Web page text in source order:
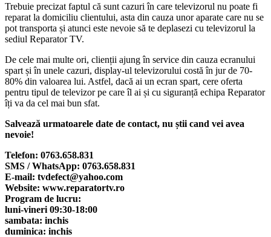
Trebuie precizat faptul că sunt cazuri în care televizorul nu poate fi
reparat la domiciliu clientului, asta din cauza unor aparate care nu se
pot transporta și atunci este nevoie să te deplasezi cu televizorul la
sediul Reparator TV.
De cele mai multe ori, clienții ajung în service din cauza ecranului
spart și în unele cazuri, display-ul televizorului costă în jur de 70-
80% din valoarea lui. Astfel, dacă ai un ecran spart, cere oferta
pentru tipul de televizor pe care îl ai și cu siguranță echipa Reparator
îți va da cel mai bun sfat.
Salvează urmatoarele date de contact, nu știi cand vei avea
nevoie!
Telefon: 0763.658.831
SMS / WhatsApp: 0763.658.831
E-mail: tvdefect@yahoo.com
Website: www.reparatortv.ro
Program de lucru:
luni-vineri 09:30-18:00
sambata: inchis
duminica: inchis